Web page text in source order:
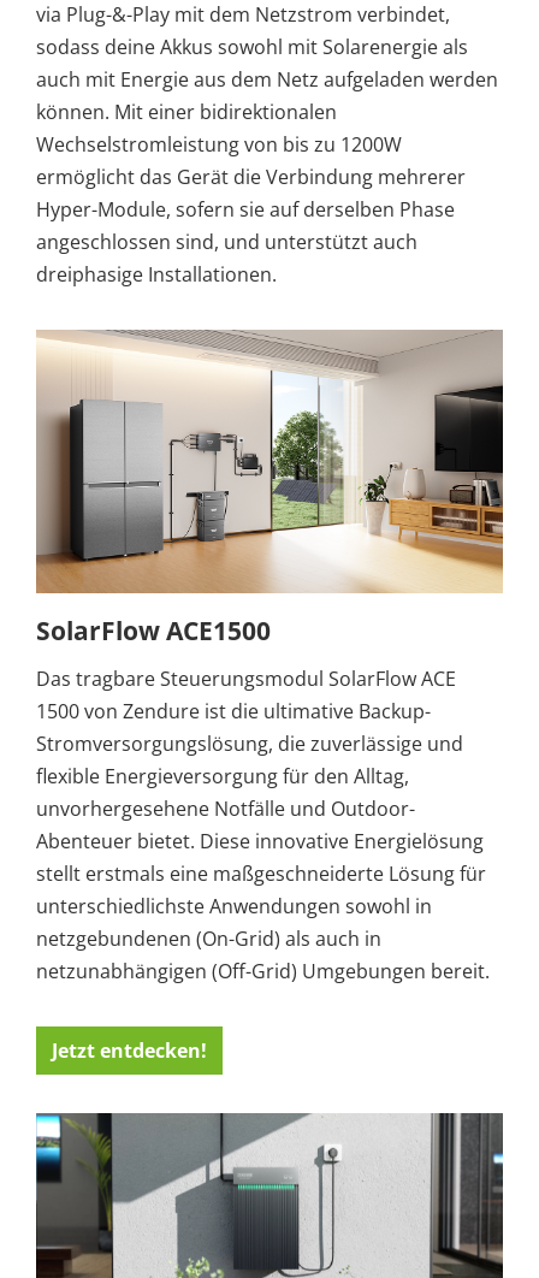
via Plug-&-Play mit dem Netzstrom verbindet,
sodass deine Akkus sowohl mit Solarenergie als
auch mit Energie aus dem Netz aufgeladen werden
können. Mit einer bidirektionalen
Wechselstromleistung von bis zu 1200W
ermöglicht das Gerät die Verbindung mehrerer
Hyper-Module, sofern sie auf derselben Phase
angeschlossen sind, und unterstützt auch
dreiphasige Installationen.
SolarFlow ACE1500
Das tragbare Steuerungsmodul SolarFlow ACE
1500 von Zendure ist die ultimative Backup-
Stromversorgungslösung, die zuverlässige und
flexible Energieversorgung für den Alltag,
unvorhergesehene Notfälle und Outdoor-
Abenteuer bietet. Diese innovative Energielösung
stellt erstmals eine maßgeschneiderte Lösung für
unterschiedlichste Anwendungen sowohl in
netzgebundenen (On-Grid) als auch in
netzunabhängigen (Off-Grid) Umgebungen bereit.
Jetzt entdecken!